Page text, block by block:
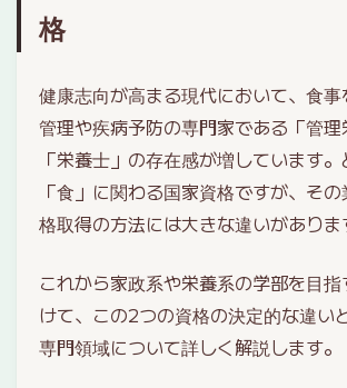
格
健康志向が高まる現代において、食
管理や疾病予防の専門家である「管理
「栄養士」の存在感が増しています
「食」に関わる国家資格ですが、そ
格取得の方法には大きな違いがありま
これから家政系や栄養系の学部を目
けて、この2つの資格の決定的な違い
専門領域について詳しく解説します。